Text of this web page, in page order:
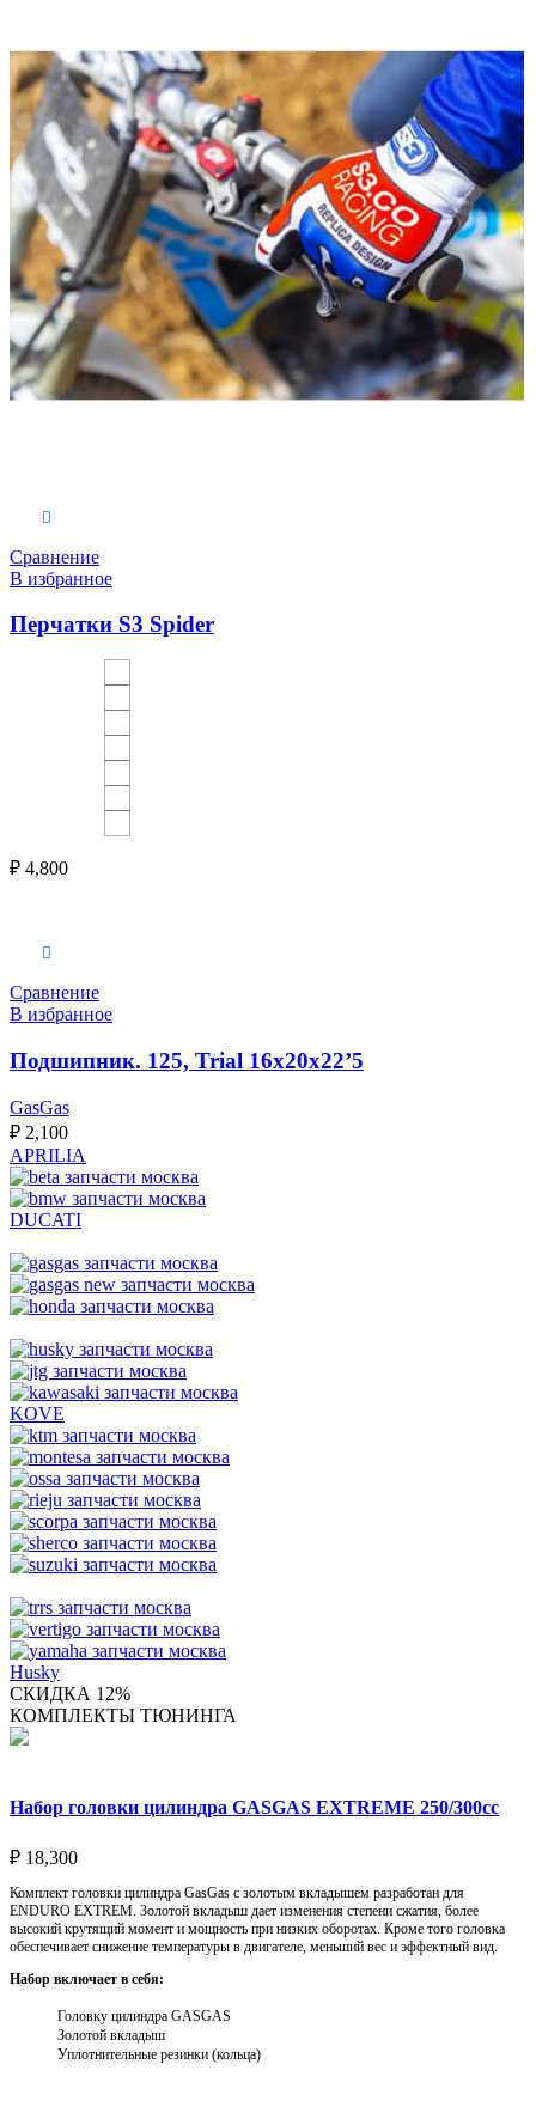
Сравнение
В избранное
Перчатки S3 Spider
₽ 4,800
Сравнение
В избранное
Подшипник. 125, Trial 16x20x22’5
GasGas
₽ 2,100
APRILIA
DUCATI
KOVE
Husky
СКИДКА 12%
КОМПЛЕКТЫ ТЮНИНГА
Набор головки цилиндра GASGAS EXTREME 250/300cc
₽ 18,300
Комплект головки цилиндра GasGas с золотым вкладышем разработан для
ENDURO EXTREM. Золотой вкладыш дает изменения степени сжатия, более
высокий крутящий момент и мощность при низких оборотах. Кроме того головка
обеспечивает снижение температуры в двигателе, меньший вес и эффектный вид.
Набор включает в себя:
Головку цилиндра GASGAS
Золотой вкладыш
Уплотнительные резинки (кольца)